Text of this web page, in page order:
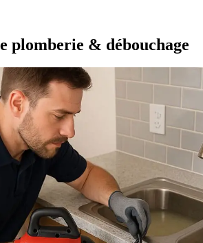
plomberie & débouchage